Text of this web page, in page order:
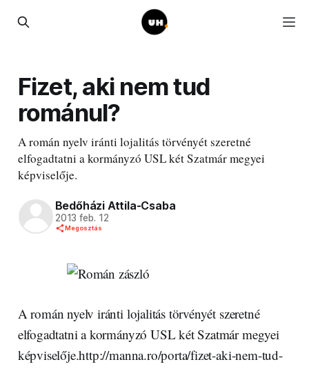
Fizet, aki nem tud
románul?
A román nyelv iránti lojalitás törvényét szeretné
elfogadtatni a kormányzó USL két Szatmár megyei
képviselője.
Bedőházi Attila-Csaba
2013 feb. 12
Megosztás
A román nyelv iránti lojalitás törvényét szeretné
elfogadtatni a kormányzó USL két Szatmár megyei
képviselője.http://manna.ro/porta/fizet-aki-nem-tud-